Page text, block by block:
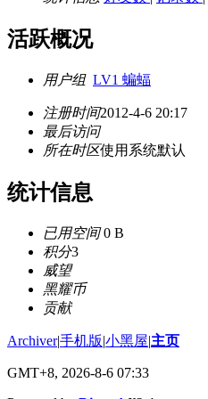
活跃概况
用户组 LV1 蝙蝠
注册时间2012-4-6 20:17
最后访问
所在时区使用系统默认
统计信息
已用空间0 B
积分3
威望
黑耀币
贡献
Archiver|手机版|小黑屋|主页
GMT+8, 2026-8-6 07:33